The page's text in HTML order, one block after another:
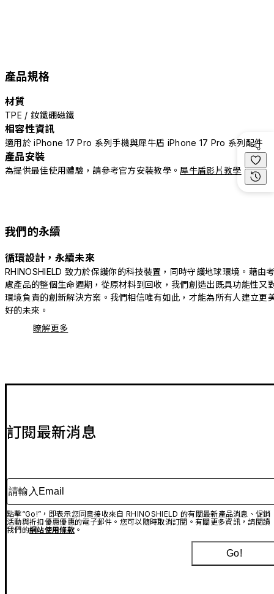
產品規格
材質
TPE / 釹鐵硼磁鐵
相容性資訊
適用於 iPhone 17 Pro 系列手機與犀牛盾 iPhone 17 Pro 系列配件
產品安裝
為提供最佳使用體驗，請參考官方安裝教學。 犀牛盾影片教學
我們的永續
循環設計，永續未來
RHINOSHIELD 致力於保護你的科技裝置，同時守護地球環境。藉由
慮產品的整個生命週期，從原材料到回收，我們創造出既具功能性又
環境負責的創新解決方案。我們相信唯有如此，才能為所有人建立更
好的未來。
瞭解更多
訂閱最新消息
請輸入Email
點擊“Go!”，即表示您同意接收來自 RHINOSHIELD 的有關最新產品消息、促銷
活動與折扣優惠優惠的電子郵件。您可以隨時取消訂閱。有關更多資訊，請閱讀
我們的網站使用條款。
Go!